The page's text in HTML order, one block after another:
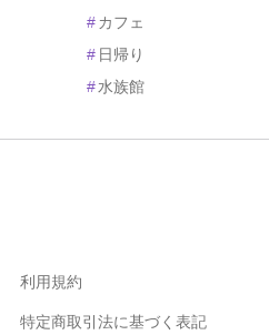
# カフェ
# 日帰り
#水族館
利用規約
特定商取引法に基づく表記